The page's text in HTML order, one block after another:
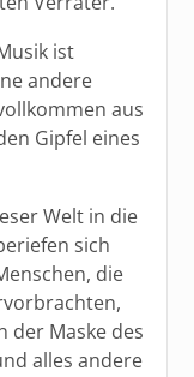
ist
andere
aus
Gipfel eines
Welt in die
sich
die
der Maske des
alles andere